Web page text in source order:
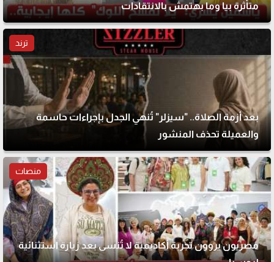
متأثرة بيا وما بهتمش بالانتقادات
ترند
بعد أزمة الصلاة.. "سيزلر" تُنهي الجدل بإجراءات حاسمة
والعميلة تحذف المنشور
منصات
مصريون يروون تجربة أكاديمية لا تُنسى بعد زيارة استثنائية